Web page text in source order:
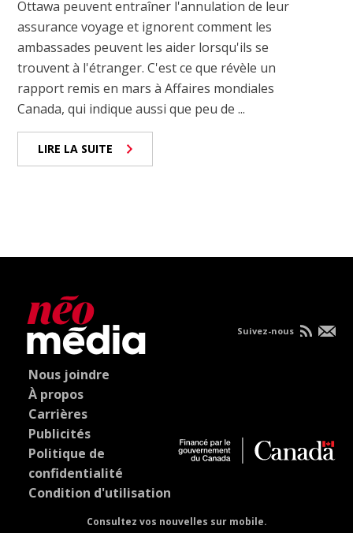
Ottawa peuvent entraîner l'annulation de leur
assurance voyage et ignorent comment les
ambassades peuvent les aider lorsqu'ils se
trouvent à l'étranger. C'est ce que révèle un
rapport remis en mars à Affaires mondiales
Canada, qui indique aussi que peu de ...
LIRE LA SUITE
Nous joindre
À propos
Carrières
Publicités
Politique de
confidentialité
Condition d'utilisation
Consultez vos nouvelles sur mobile.
Suivez-nous